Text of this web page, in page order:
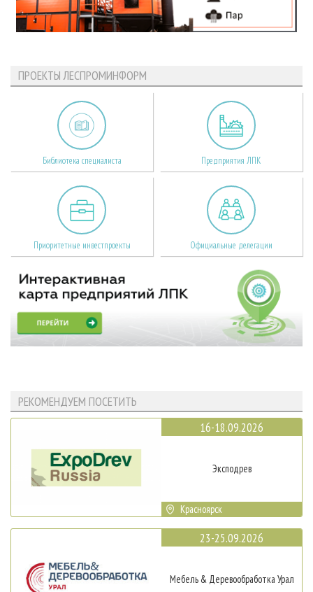
ПРОЕКТЫ ЛЕСПРОМИНФОРМ
Библиотека специалиста Предприятия ЛПК
Приоритетные инвестпроекты Официальные делегации
РЕКОМЕНДУЕМ ПОСЕТИТЬ
16-18.09.2026
Эксподрев
Красноярск
23-25.09.2026
Мебель & Деревообработка Урал